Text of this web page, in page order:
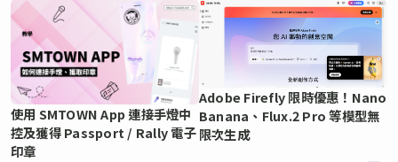
使用 SMTOWN App 連接手燈中
控及獲得 Passport / Rally 電子
印章
Adobe Firefly 限時優惠！Nano
Banana、Flux.2 Pro 等模型無
限次生成